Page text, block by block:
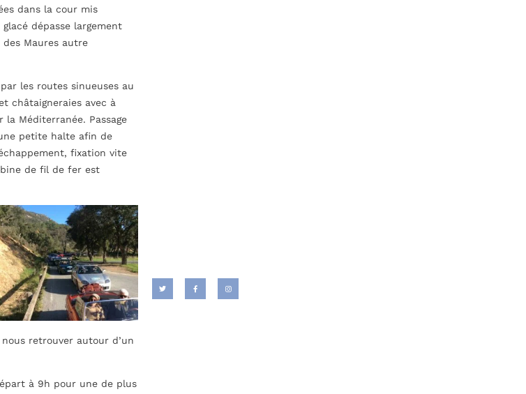
dans la cour mis
dépasse largement
Maures autre
les routes sinueuses au
châtaigneraies avec à
Méditerranée. Passage
petite halte afin de
fixation vite
de fil de fer est
retrouver autour d’un
à 9h pour une de plus